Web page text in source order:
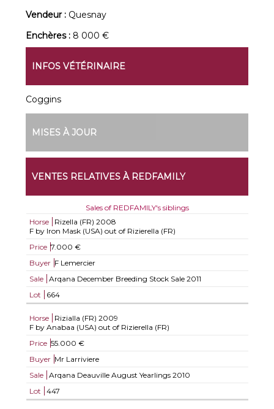
Vendeur : Quesnay
Enchères : 8 000 €
INFOS VÉTÉRINAIRE
Coggins
MISES À JOUR
VENTES RELATIVES À REDFAMILY
Sales of REDFAMILY's siblings
Horse
Rizella (FR) 2008
F by Iron Mask (USA) out of Rizierella (FR)
Price 7.000 €
Buyer F Lemercier
Sale
Arqana December Breeding Stock Sale 2011
Lot
664
Horse Rizialla (FR) 2009
F by Anabaa (USA) out of Rizierella (FR)
Price 55.000 €
Buyer Mr Larriviere
Sale
Arqana Deauville August Yearlings 2010
Lot
447